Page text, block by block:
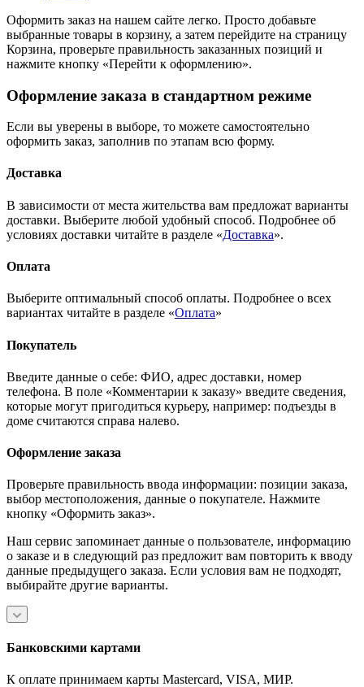
Оформить заказ на нашем сайте легко. Просто добавьте
выбранные товары в корзину, а затем перейдите на страницу
Корзина, проверьте правильность заказанных позиций и
нажмите кнопку «Перейти к оформлению».
Оформление заказа в стандартном режиме
Если вы уверены в выборе, то можете самостоятельно
оформить заказ, заполнив по этапам всю форму.
Доставка
В зависимости от места жительства вам предложат варианты
доставки. Выберите любой удобный способ. Подробнее об
условиях доставки читайте в разделе «Доставка».
Оплата
Выберите оптимальный способ оплаты. Подробнее о всех
вариантах читайте в разделе «Оплата»
Покупатель
Введите данные о себе: ФИО, адрес доставки, номер
телефона. В поле «Комментарии к заказу» введите сведения,
которые могут пригодиться курьеру, например: подъезды в
доме считаются справа налево.
Оформление заказа
Проверьте правильность ввода информации: позиции заказа,
выбор местоположения, данные о покупателе. Нажмите
кнопку «Оформить заказ».
Наш сервис запоминает данные о пользователе, информацию
о заказе и в следующий раз предложит вам повторить к вводу
данные предыдущего заказа. Если условия вам не подходят,
выбирайте другие варианты.
Банковскими картами
К оплате принимаем карты Mastercard, VISA, МИР.